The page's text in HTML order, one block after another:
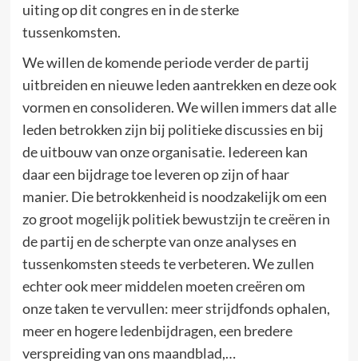
uiting op dit congres en in de sterke
tussenkomsten.
We willen de komende periode verder de partij
uitbreiden en nieuwe leden aantrekken en deze ook
vormen en consolideren. We willen immers dat alle
leden betrokken zijn bij politieke discussies en bij
de uitbouw van onze organisatie. Iedereen kan
daar een bijdrage toe leveren op zijn of haar
manier. Die betrokkenheid is noodzakelijk om een
zo groot mogelijk politiek bewustzijn te creëren in
de partij en de scherpte van onze analyses en
tussenkomsten steeds te verbeteren. We zullen
echter ook meer middelen moeten creëren om
onze taken te vervullen: meer strijdfonds ophalen,
meer en hogere ledenbijdragen, een bredere
verspreiding van ons maandblad,…